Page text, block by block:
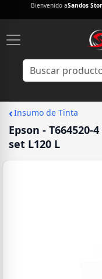
Bienvenido aSandos
‹Insumo de Tinta
Epson -
set L120 L